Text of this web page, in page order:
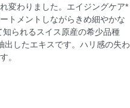
変わりました。エイジングケア*
トメントしながらきめ細やかな
られるスイス原産の希少品種
出したエキスです。ハリ感の失わ
。